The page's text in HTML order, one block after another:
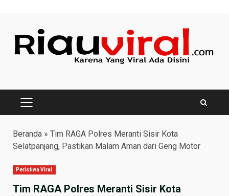
content
PRIMARY
Beranda » Tim RAGA Polres Meranti Sisir Kota
Selatpanjang, Pastikan Malam Aman dari Geng Motor
Peristiwa Viral
Tim RAGA Polres Meranti Sisir Kota